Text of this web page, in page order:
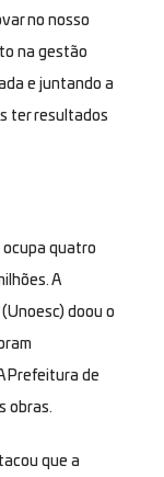
no nosso
na gestão
e juntando a
ter resultados
ocupa quatro
A
doou o
Prefeitura de
obras.
que a